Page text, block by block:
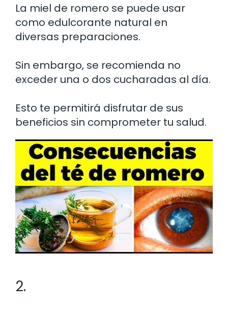
La miel de romero se puede usar
como edulcorante natural en
diversas preparaciones.
Sin embargo, se recomienda no
exceder una o dos cucharadas al día.
Esto te permitirá disfrutar de sus
beneficios sin comprometer tu salud.
2.